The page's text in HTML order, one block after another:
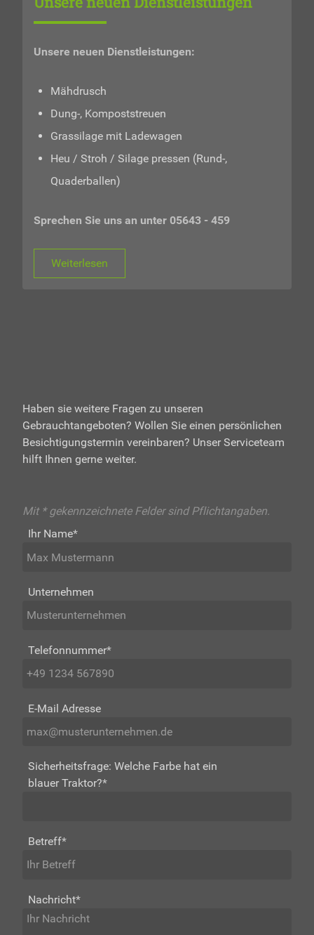
Unsere neuen Dienstleistungen:
Mähdrusch
Dung-, Kompoststreuen
Grassilage mit Ladewagen
Heu / Stroh / Silage pressen (Rund-,
Quaderballen)
Sprechen Sie uns an unter 05643 - 459
Weiterlesen
Haben sie weitere Fragen zu unseren
Gebrauchtangeboten? Wollen Sie einen persönlichen
Besichtigungstermin vereinbaren? Unser Serviceteam
hilft Ihnen gerne weiter.
Ihr Name*
Unternehmen
Telefonnummer*
E-Mail Adresse
Mit * gekennzeichnete Felder sind Pflichtangaben.
Sicherheitsfrage: Welche Farbe hat ein
blauer Traktor?*
Betreff*
Nachricht*